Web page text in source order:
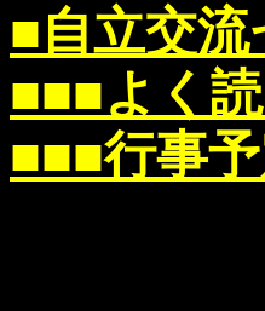
■自立交
■■■よく
■■■行事